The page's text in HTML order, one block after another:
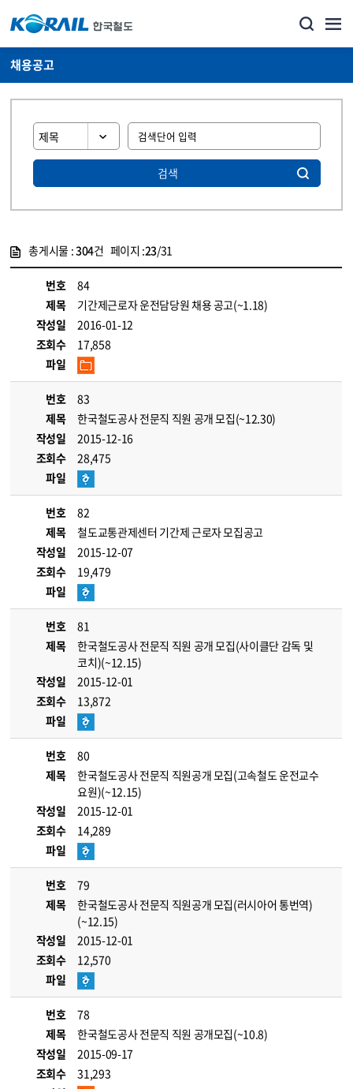
채용공고
검색
총게시물 :304건 페이지 :23/31
번호
84
제목
기간제근로자 운전담당원 채용 공고(~1.18)
작성일
2016-01-12
조회수
17,858
파일
번호
83
제목
한국철도공사 전문직 직원 공개 모집(~12.30)
작성일
2015-12-16
조회수
28,475
파일
번호
82
제목
철도교통관제센터 기간제 근로자 모집공고
작성일
2015-12-07
조회수
19,479
파일
번호
81
제목
한국철도공사 전문직 직원 공개 모집(사이클단 감독 및
코치)(~12.15)
작성일
2015-12-01
조회수
13,872
파일
번호
80
제목
한국철도공사 전문직 직원공개 모집(고속철도 운전교수
요원)(~12.15)
작성일
2015-12-01
조회수
14,289
파일
번호
79
제목
한국철도공사 전문직 직원공개 모집(러시아어 통번역)
(~12.15)
작성일
2015-12-01
조회수
12,570
파일
번호
78
제목
한국철도공사 전문직 직원 공개모집(~10.8)
작성일
2015-09-17
조회수
31,293